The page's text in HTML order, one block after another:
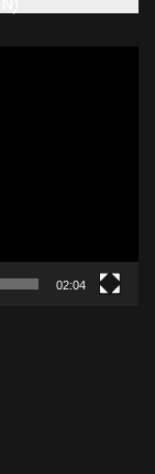
02:04